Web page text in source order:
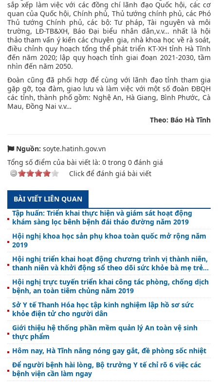
sắp xếp làm việc với các đồng chí lãnh đạo Quốc hội, các cơ
quan của Quốc hội, Chính phủ, Thủ tướng chính phủ, các Phó
Thủ tướng Chính phủ, các bộ: Tư pháp, Tài nguyên và môi
trường, LĐ-TB&XH, Báo Đại biểu nhân dân,v.v… nhất là hội
thảo tham vấn ý kiến các chuyên gia, nhà khoa học về rà soát,
điều chỉnh quy hoạch tổng thể phát triển KT-XH tỉnh Hà Tĩnh
đến năm 2020; lập quy hoạch tỉnh giai đoạn 2021-2030, tầm
nhìn đến năm 2050.
Đoàn cũng đã phối hợp để cùng với lãnh đạo tỉnh tham gia
gặp gỡ, tọa đàm, giao lưu và làm việc với một số đoàn ĐBQH
các tỉnh, thành phố gồm: Nghệ An, Hà Giang, Bình Phước, Cà
Mau, Đồng Nai v.v…
Theo: Báo Hà Tĩnh
Nguồn: soyte.hatinh.gov.vn
Tổng số điểm của bài viết là: 0 trong 0 đánh giá
Click để đánh giá bài viết
BÀI VIẾT LIÊN QUAN
Tập huấn: Triển khai thực hiện và giám sát hoạt động
khám sàng lọc bênh bệnh đái tháo đường năm 2019
Hội nghị khoa học sản phụ khoa toàn quốc mở rộng năm
2019
Hội nghị triển khai hoạt động chương trình vị thành niên,
thanh niên và khởi động sổ theo dõi sức khỏe bà mẹ trẻ
em năm 2019
Hội nghị trực tuyến triển khai công tác phòng, chống dịch
bệnh, an toàn tiêm chủng năm 2019
Sở Y tế Thanh Hóa học tập kinh nghiệm lập hồ sơ sức
khỏe điện tử cho người dân
Giới thiệu hệ thống phần mềm quản lý An toàn vệ sinh
thực phẩm
Hôm nay, Hà Tĩnh nắng nóng gay gắt, đề phòng sốc nhiệt
Để người bệnh hài lòng, Bộ trưởng Y tế chỉ rõ 6 việc các
bệnh viện cần làm ngay